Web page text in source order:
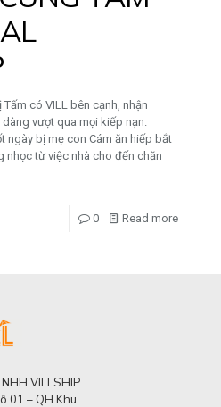
Tấm có VILL bên cạnh, nhận
vượt qua mọi kiếp nạn.
ngày bị mẹ con Cám ăn hiếp bắt
nhọc từ việc nhà cho đến chăn
0 Read more
VILLSHIP
01 – QH Khu